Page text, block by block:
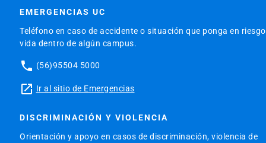
EMERGENCIAS UC
Teléfono en caso de accidente o situación que ponga en
vida dentro de algún campus.
phone (56)95504 5000
launch Ir al sitio de Emergencias
DISCRIMINACIÓN Y VIOLENCIA
Orientación y apoyo en casos de discriminación, violencia de